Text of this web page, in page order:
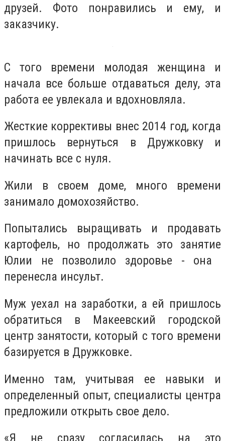
друзей. Фото понравились и ему, и
заказчику.
С того времени молодая женщина и
начала все больше отдаваться делу, эта
работа ее увлекала и вдохновляла.
Жесткие коррективы внес 2014 год, когда
пришлось вернуться в Дружковку и
начинать все с нуля.
Жили в своем доме, много времени
занимало домохозяйство.
Попытались выращивать и продавать
картофель, но продолжать это занятие
Юлии не позволило здоровье - она ​​
перенесла инсульт.
Муж уехал на заработки, а ей пришлось
обратиться в Макеевский городской
центр занятости, который с того времени
базируется в Дружковке.
Именно там, учитывая ее навыки и
определенный опыт, специалисты центра
предложили открыть свое дело.
«Я не сразу согласилась на это